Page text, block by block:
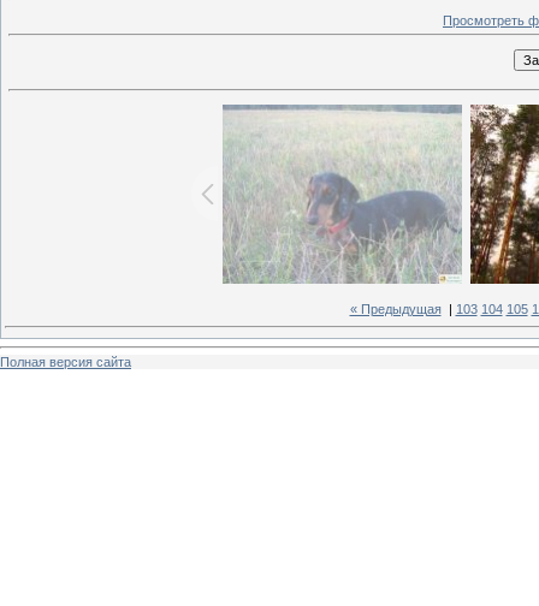
Просмотреть
« Предыдущая| 103 104 105
Полная версия сайта